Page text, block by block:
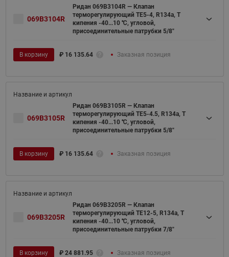
069B3104R
Ридан 069B3104R — Клапан
терморегулирующий TE5-4, R134a, T
кипения -40...10 ℃, угловой,
присоединительные патрубки 5/8"
В корзину ₽ 16 135.64 Заказная позиция
069B3105R
Ридан 069B3105R — Клапан
терморегулирующий TE5-4.5, R134a, T
кипения -40...10 ℃, угловой,
присоединительные патрубки 5/8"
В корзину ₽ 16 135.64 Заказная позиция
069B3205R
Ридан 069B3205R — Клапан
терморегулирующий TE12-5, R134a, T
кипения -40...10 ℃, угловой,
присоединительные патрубки 7/8"
В корзину ₽ 24 881.95 Заказная позиция